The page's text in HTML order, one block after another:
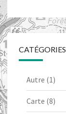
CATÉGORIES
Autre (1)
Carte (8)